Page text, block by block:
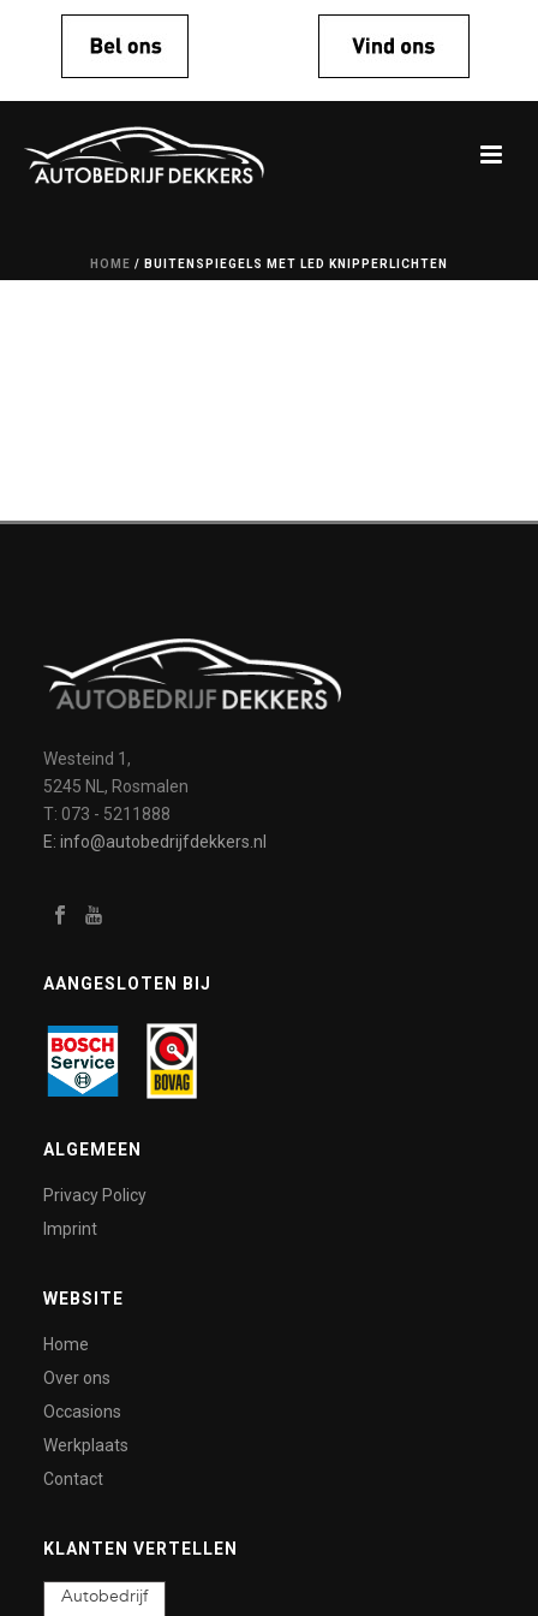
HOME / BUITENSPIEGELS MET LED KNIPPERLICHTEN
Westeind 1,
5245 NL, Rosmalen
T: 073 - 5211888
E: info@autobedrijfdekkers.nl
AANGESLOTEN BIJ
ALGEMEEN
Privacy Policy
Imprint
WEBSITE
Home
Over ons
Occasions
Werkplaats
Contact
KLANTEN VERTELLEN
Autobedrijf